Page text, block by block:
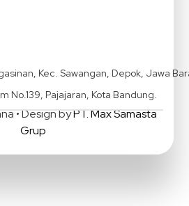
Kec. Sawangan, Depok, Jawa
No.139, Pajajaran, Kota Bandung.
• Design byPT. Max Samasta
Grup